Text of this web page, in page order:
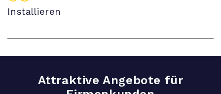
Installieren
Attraktive Angebote für